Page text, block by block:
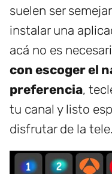
suelen ser
instalar una
acá no es
con escoger el
preferencia,
tu canal y listo
disfrutar de la tele.